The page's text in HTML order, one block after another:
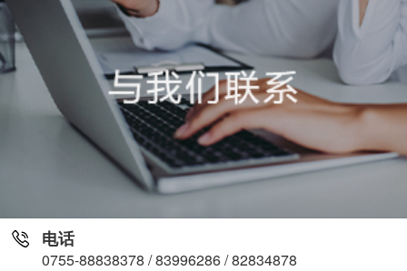
电话
0755-88838378 / 83996286 / 82834878